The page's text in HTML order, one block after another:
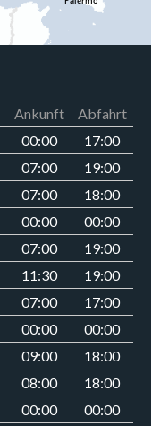
Ankunft
Abfahrt
00:00
17:00
07:00
19:00
07:00
18:00
00:00
00:00
07:00
19:00
11:30
19:00
07:00
17:00
00:00
00:00
09:00
18:00
08:00
18:00
00:00 00:00